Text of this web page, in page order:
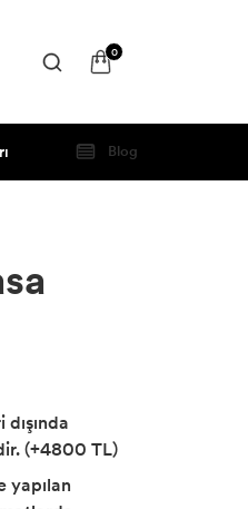
0
Blog
(+4800 TL)
yapılan